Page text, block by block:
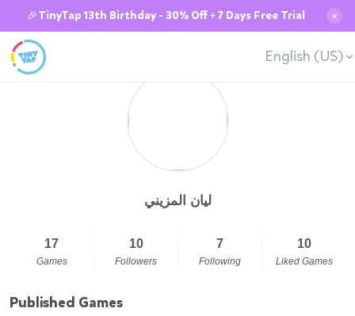
🎉TinyTap 13th Birthday - 30% Off + 7 Days Free Trial ✕
English (US)
ليان المزيني
17
Games
10
Followers
7
Following
10
Liked Games
Published Games